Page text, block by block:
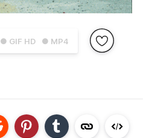
● GIF HD ● MP4